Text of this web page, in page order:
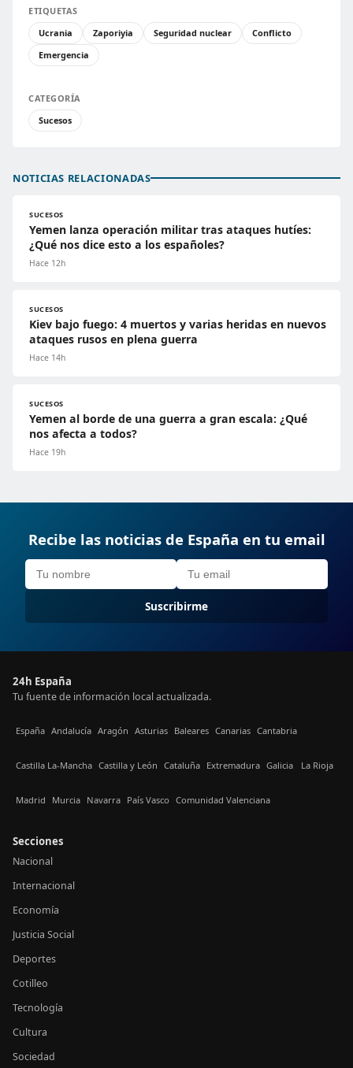
ETIQUETAS
Ucrania
Zaporiyia Seguridad nuclear
Conflicto
Emergencia
CATEGORÍA
Sucesos
NOTICIAS RELACIONADAS
SUCESOS
Yemen lanza operación militar tras ataques hutíes:
¿Qué nos dice esto a los españoles?
Hace 12h
SUCESOS
Kiev bajo fuego: 4 muertos y varias heridas en nuevos
ataques rusos en plena guerra
Hace 14h
SUCESOS
Yemen al borde de una guerra a gran escala: ¿Qué
nos afecta a todos?
Hace 19h
Recibe las noticias de España en tu email
Suscribirme
24h España
Tu fuente de información local actualizada.
España Andalucía Aragón Asturias Baleares Canarias Cantabria
Castilla La-Mancha Castilla y León Cataluña Extremadura Galicia La Rioja
Madrid Murcia Navarra País Vasco Comunidad Valenciana
Secciones
Nacional
Internacional
Economía
Justicia Social
Deportes
Cotilleo
Tecnología
Cultura
Sociedad